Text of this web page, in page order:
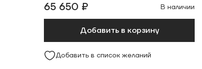
65 650 ₽ В наличии
Добавить в корзину
Добавить в список желаний